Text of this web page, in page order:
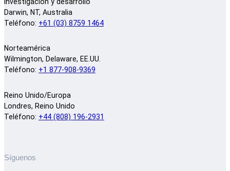
Darwin, NT, Australia
Teléfono: +61 (03) 8759 1464
Norteamérica
Wilmington, Delaware, EE.UU.
Teléfono: +1 877-908-9369
Reino Unido/Europa
Londres, Reino Unido
Teléfono: +44 (808) 196-2931
Síguenos